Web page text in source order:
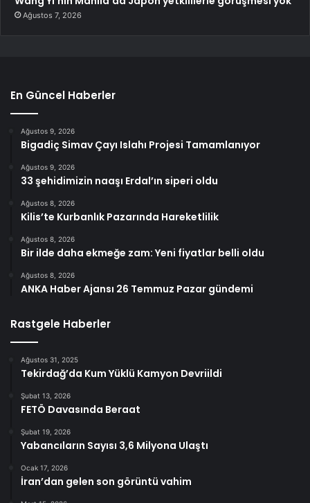
Ağustos 7, 2026
En Güncel Haberler
Ağustos 9, 2026
Bigadiç Simav Çayı Islahı Projesi Tamamlanıyor
Ağustos 9, 2026
33 şehidimizin naaşı Erdal’ın siperi oldu
Ağustos 8, 2026
Kilis’te Kurbanlık Pazarında Hareketlilik
Ağustos 8, 2026
Bir ilde daha ekmeğe zam: Yeni fiyatlar belli oldu
Ağustos 8, 2026
ANKA Haber Ajansı 26 Temmuz Pazar gündemi
Rastgele Haberler
Ağustos 31, 2025
Tekirdağ’da Kum Yüklü Kamyon Devriildi
Şubat 13, 2026
FETÖ Davasında Beraat
Şubat 19, 2026
Yabancıların Sayısı 3,6 Milyona Ulaştı
Ocak 17, 2026
İran’dan gelen son görüntü vahim